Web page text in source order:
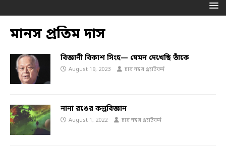
মানস প্রতিম দাস
বিজ্ঞানী বিকাশ সিংহ— যেমন দেখেছি তাঁকে
August 19, 2023 চার নম্বর প্ল্যাটফর্ম
নানা রঙের কল্পবিজ্ঞান
August 1, 2022 চার নম্বর প্ল্যাটফর্ম